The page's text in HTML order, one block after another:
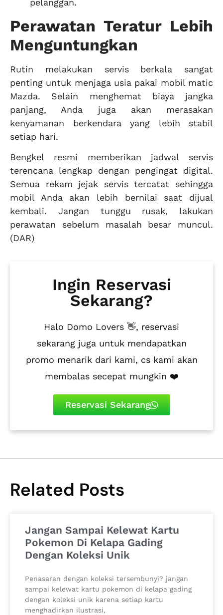
pelanggan.
Perawatan Teratur Lebih
Menguntungkan
Rutin melakukan servis berkala sangat
penting untuk menjaga usia pakai mobil matic
Mazda. Selain menghemat biaya jangka
panjang, Anda juga akan merasakan
kenyamanan berkendara yang lebih stabil
setiap hari.
Bengkel resmi memberikan jadwal servis
terencana lengkap dengan pengingat digital.
Semua rekam jejak servis tercatat sehingga
mobil Anda akan lebih bernilai saat dijual
kembali. Jangan tunggu rusak, lakukan
perawatan sebelum masalah besar muncul.
(DAR)
Ingin Reservasi
Sekarang?
Halo Domo Lovers 👋, reservasi
sekarang juga untuk mendapatkan
promo menarik dari kami, cs kami akan
membalas secepat mungkin ❤️
Reservasi Sekarang
Related Posts
Jangan Sampai Kelewat Kartu
Pokemon Di Kelapa Gading
Dengan Koleksi Unik
Penasaran dengan koleksi tersembunyi? jangan
sampai kelewat kartu pokemon di kelapa gading
dengan koleksi unik karena setiap kartu
menghadirkan ilustrasi,